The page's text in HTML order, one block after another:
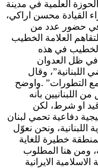
العلمية في مدينة
القيادة محسن اراكي،
في حضور عدد من
العلامة الخطيب
في هذه
في ظل العدوان
اللبنانية”، وقال
مع التطورات” .واوضح
اللبنانيين بأنه
او شرط، لكن
دفاعية تحمي لبنان
ونحن نعوّل
خطيرة للغاية
ومن هنا المطلوب
الايرانية